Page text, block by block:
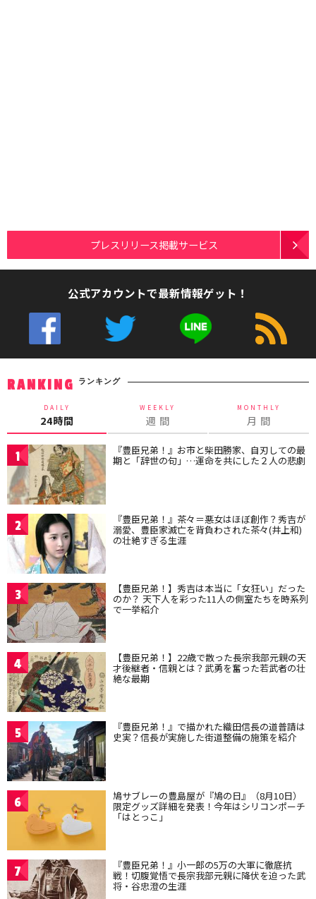
プレスリリース掲載サービス
公式アカウントで最新情報ゲット！
RANKING ランキング
DAILY
24時間
WEEKLY
週 間
MONTHLY
月 間
1 『豊臣兄弟！』お市と柴田勝家、自刃しての最
期と「辞世の句」…運命を共にした２人の悲劇
2 『豊臣兄弟！』茶々＝悪女はほぼ創作？秀吉が
溺愛、豊臣家滅亡を背負わされた茶々(井上和)
の壮絶すぎる生涯
3 【豊臣兄弟！】秀吉は本当に「女狂い」だった
のか？ 天下人を彩った11人の側室たちを時系列
で一挙紹介
4 【豊臣兄弟！】22歳で散った長宗我部元親の天
才後継者・信親とは？武勇を奮った若武者の壮
絶な最期
5 『豊臣兄弟！』で描かれた織田信長の道普請は
史実？信長が実施した街道整備の施策を紹介
6 鳩サブレーの豊島屋が『鳩の日』（8月10日）
限定グッズ詳細を発表！今年はシリコンポーチ
「はとっこ」
7 『豊臣兄弟！』小一郎の5万の大軍に徹底抗
戦！切腹覚悟で長宗我部元親に降伏を迫った武
将・谷忠澄の生涯